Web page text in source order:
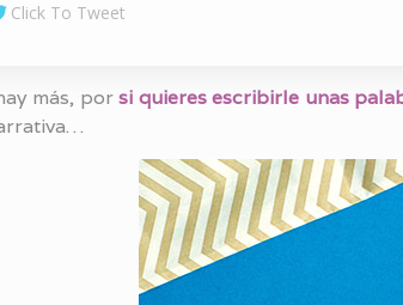
Click To Tweet
más, porsi quieres escribirle unas